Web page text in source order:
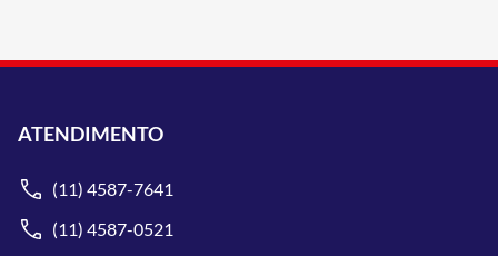
ATENDIMENTO
(11) 4587-7641
(11) 4587-0521